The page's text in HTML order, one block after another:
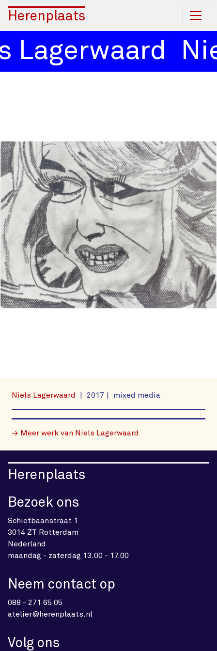
Herenplaats
Lagerwaard
Niels Lagerwaard 2017 mixed media
→ Meer werk van Niels Lagerwaard
Herenplaats
Bezoek ons
Schietbaanstraat 1
3014 ZT Rotterdam
Nederland
maandag - zaterdag 13.00 - 17.00
Neem contact op
088 - 271 65 05
atelier@herenplaats.nl
Volg ons